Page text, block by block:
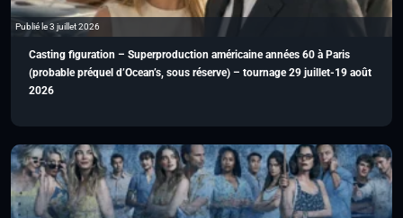
Publié le 3 juillet 2026
Casting figuration – Superproduction américaine années 60 à Paris
(probable préquel d’Ocean’s, sous réserve) – tournage 29 juillet-19 août
2026